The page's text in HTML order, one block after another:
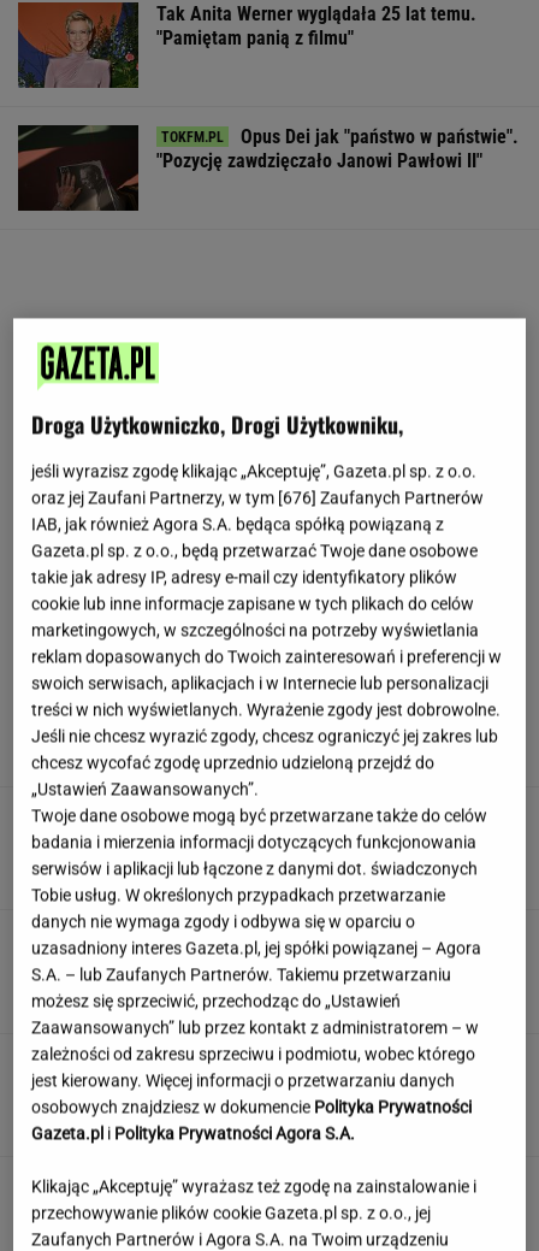
Tak Anita Werner wyglądała 25 lat temu.
"Pamiętam panią z filmu"
Opus Dei jak "państwo w państwie".
"Pozycję zawdzięczało Janowi Pawłowi II"
Szara wielka płyta zniknęła. Tak dziś wygląda
blok z "Alternatyw 4"
Tych słów używali nasi dziadkowie, teraz
niewiele osób je pamięta. A ty?
Czy Marilyn Monroe przeszła operację
plastyczną? Dokumentacja rozwiewa
wątpliwości
To nie droga na skróty. Matka pokazuje, jak
naprawdę wygląda edukacja domowa
MATERIAŁ PROMOCYJNY
Siedem lat gehenny. "Spłacamy
kredyty za mieszkania, w których mieszkają
ludzie dewelopera"
Droga Użytkowniczko, Drogi Użytkowniku,
jeśli wyrazisz zgodę klikając „Akceptuję”, Gazeta.pl sp. z o.o.
oraz jej Zaufani Partnerzy, w tym [676] Zaufanych Partnerów
IAB, jak również Agora S.A. będąca spółką powiązaną z
Gazeta.pl sp. z o.o., będą przetwarzać Twoje dane osobowe
takie jak adresy IP, adresy e-mail czy identyfikatory plików
cookie lub inne informacje zapisane w tych plikach do celów
marketingowych, w szczególności na potrzeby wyświetlania
reklam dopasowanych do Twoich zainteresowań i preferencji w
swoich serwisach, aplikacjach i w Internecie lub personalizacji
treści w nich wyświetlanych. Wyrażenie zgody jest dobrowolne.
Jeśli nie chcesz wyrazić zgody, chcesz ograniczyć jej zakres lub
chcesz wycofać zgodę uprzednio udzieloną przejdź do
„Ustawień Zaawansowanych”.
Twoje dane osobowe mogą być przetwarzane także do celów
badania i mierzenia informacji dotyczących funkcjonowania
serwisów i aplikacji lub łączone z danymi dot. świadczonych
Tobie usług. W określonych przypadkach przetwarzanie
danych nie wymaga zgody i odbywa się w oparciu o
uzasadniony interes Gazeta.pl, jej spółki powiązanej – Agora
S.A. – lub Zaufanych Partnerów. Takiemu przetwarzaniu
możesz się sprzeciwić, przechodząc do „Ustawień
Zaawansowanych” lub przez kontakt z administratorem – w
zależności od zakresu sprzeciwu i podmiotu, wobec którego
jest kierowany. Więcej informacji o przetwarzaniu danych
osobowych znajdziesz w dokumencie Polityka Prywatności
Gazeta.pl i Polityka Prywatności Agora S.A.
Klikając „Akceptuję” wyrażasz też zgodę na zainstalowanie i
przechowywanie plików cookie Gazeta.pl sp. z o.o., jej
Zaufanych Partnerów i Agora S.A. na Twoim urządzeniu